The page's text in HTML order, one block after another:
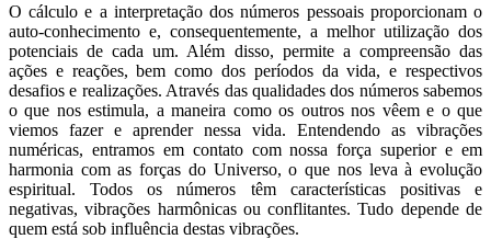
O cálculo e a interpretação dos números pessoais proporcionam o
auto-conhecimento e, consequentemente, a melhor utilização dos
potenciais de cada um. Além disso, permite a compreensão das
ações e reações, bem como dos períodos da vida, e respectivos
desafios e realizações. Através das qualidades dos números sabemos
o que nos estimula, a maneira como os outros nos vêem e o que
viemos fazer e aprender nessa vida. Entendendo as vibrações
numéricas, entramos em contato com nossa força superior e em
harmonia com as forças do Universo, o que nos leva à evolução
espiritual. Todos os números têm características positivas e
negativas, vibrações harmônicas ou conflitantes. Tudo depende de
quem está sob influência destas vibrações.